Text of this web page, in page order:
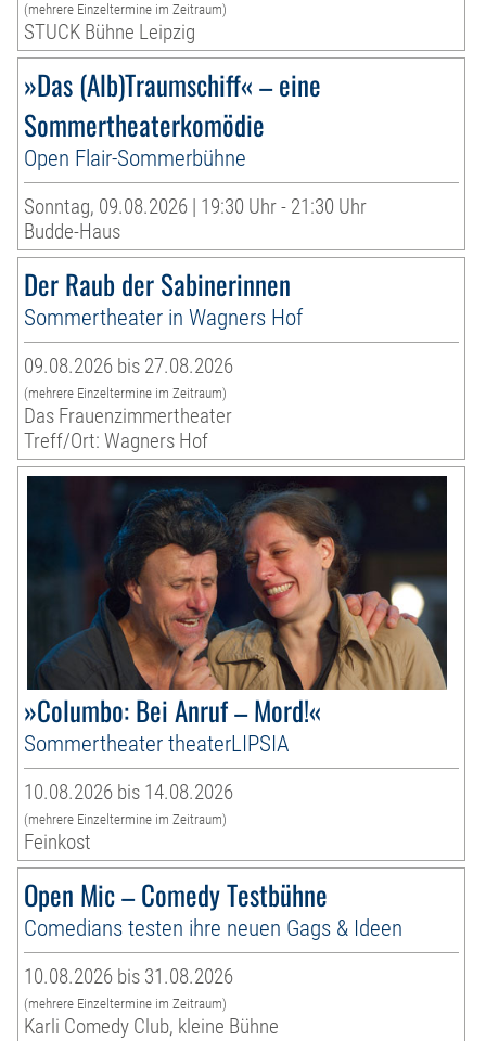
(mehrere Einzeltermine im Zeitraum)
STUCK Bühne Leipzig
»Das (Alb)Traumschiff« – eine
Sommertheaterkomödie
Open Flair-Sommerbühne
Sonntag, 09.08.2026 | 19:30 Uhr - 21:30 Uhr
Budde-Haus
Der Raub der Sabinerinnen
Sommertheater in Wagners Hof
09.08.2026 bis 27.08.2026
(mehrere Einzeltermine im Zeitraum)
Das Frauenzimmertheater
Treff/Ort: Wagners Hof
»Columbo: Bei Anruf – Mord!«
Sommertheater theaterLIPSIA
10.08.2026 bis 14.08.2026
(mehrere Einzeltermine im Zeitraum)
Feinkost
Open Mic – Comedy Testbühne
Comedians testen ihre neuen Gags & Ideen
10.08.2026 bis 31.08.2026
(mehrere Einzeltermine im Zeitraum)
Karli Comedy Club, kleine Bühne